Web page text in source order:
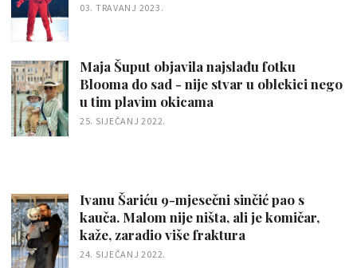
03. TRAVANJ 2023.
Maja Šuput objavila najslađu fotku
Blooma do sad - nije stvar u oblekici nego
u tim plavim okicama
25. SIJEČANJ 2022.
Ivanu Šariću 9-mjesečni sinčić pao s
kauča. Malom nije ništa, ali je komičar,
kaže, zaradio više fraktura
24. SIJEČANJ 2022.